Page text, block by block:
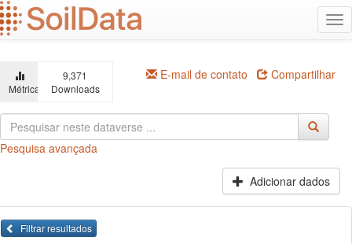
Ir
para
o
principal
Métricas
9,371
Downloads
E-mail de contato Compartilhar
Pesquisa avançada
Adicionar dados
Filtrar resultados